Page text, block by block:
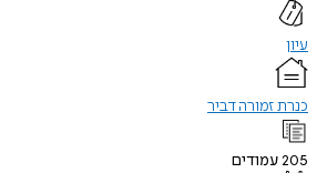
עיון
כנרת זמורה דביר
205עמודים